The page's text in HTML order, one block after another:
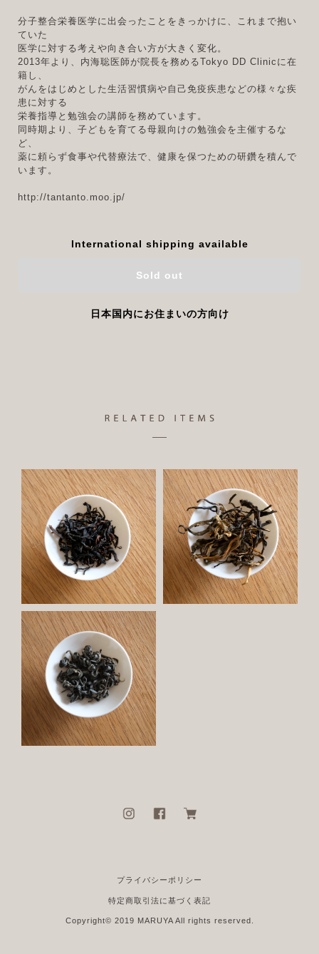
分子整合栄養医学に出会ったことをきっかけに、これまで抱い
ていた
医学に対する考えや向き合い方が大きく変化。
2013年より、内海聡医師が院長を務めるTokyo DD Clinicに在
籍し、
がんをはじめとした生活習慣病や自己免疫疾患などの様々な疾
患に対する
栄養指導と勉強会の講師を務めています。
同時期より、子どもを育てる母親向けの勉強会を主催するな
ど、
薬に頼らず食事や代替療法で、健康を保つための研鑽を積んで
います。
http://tantanto.moo.jp/
International shipping available
Sold out
日本国内にお住まいの方向け
プライバシーポリシー
特定商取引法に基づく表記
Copyright© 2019 MARUYA All rights reserved.